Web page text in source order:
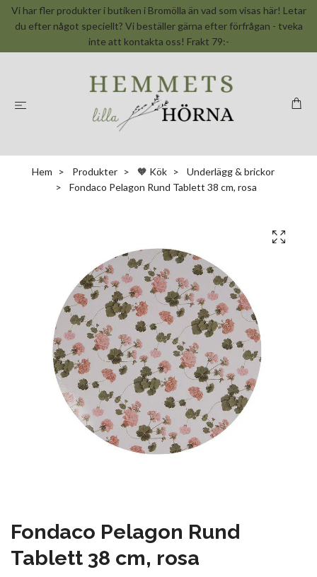
Vi har fler produkter i butiken i Bromölla än vad som visas här! Letar
du efter något speciellt? Vi beställer gärna efter förfrågan - tveka
inte att kontakta oss! Frakt 79:-
Hem Produkter 🧡 Kök
Underlägg & brickor
Fondaco Pelagon Rund Tablett 38 cm, rosa
Fondaco Pelagon Rund
Tablett 38 cm, rosa